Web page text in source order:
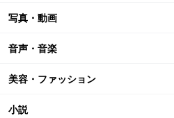
写真・動画
音声・音楽
美容・ファッション
小説